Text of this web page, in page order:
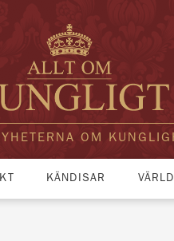
OM
KÄNDISAR